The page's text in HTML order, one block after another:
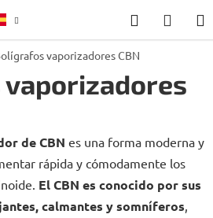
Buscar
en
DE
vaporizadores CBN
de CBN es una forma moderna y
rápida y cómodamente los
El CBN es conocido por sus
calmantes y somníferos,